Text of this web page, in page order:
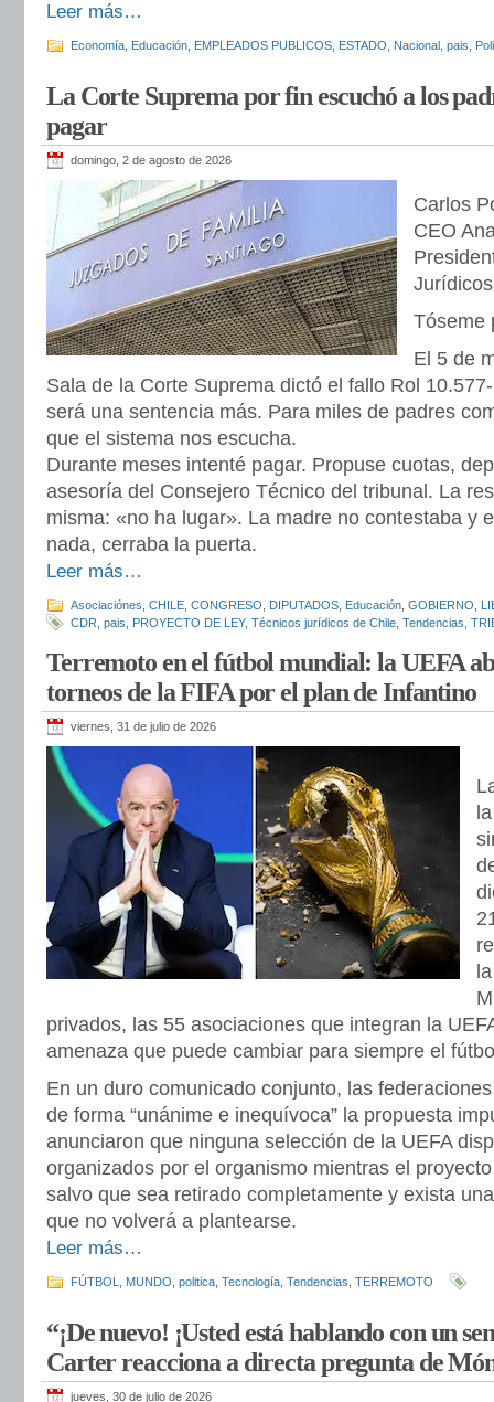
Leer más…
Economía Educación EMPLEADOS PUBLICOS ESTADO Nacional pais
La Corte Suprema por fin escuchó a los
pagar
domingo, 2 de agosto de 2026
Carlos
CEO
Tóseme
El 5 de
Sala de la Corte Suprema dictó el fallo Rol
será una sentencia más. Para miles de padres
que el sistema nos escucha.
Durante meses intenté pagar. Propuse cuotas,
asesoría del Consejero Técnico del tribunal. La
misma: «no ha lugar». La madre no contestaba y
nada, cerraba la puerta.
Leer más…
Asociaciónes CHILE CONGRESO DIPUTADOS Educación GOBIERNO
CDR pais PROYECTO DE LEY, Técnicos jurídicos de Chile Tendencias
Terremoto en el fútbol mundial: la UEFA
torneos de la FIFA por el plan de Infantino
viernes, 31 de julio de 2026
privados, las 55 asociaciones que integran la
amenaza que puede cambiar para siempre el
En un duro comunicado conjunto, las
de forma “unánime e inequívoca” la propuesta
anunciaron que ninguna selección de la UEFA
organizados por el organismo mientras el
salvo que sea retirado completamente y exista
que no volverá a plantearse.
Leer más…
FÚTBOL MUNDO politica Tecnología Tendencias TERREMOTO
“¡De nuevo! ¡Usted está hablando con un
Carter reacciona a directa pregunta de
jueves, 30 de julio de 2026